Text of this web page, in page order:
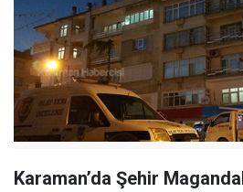
Karaman’da Şehir